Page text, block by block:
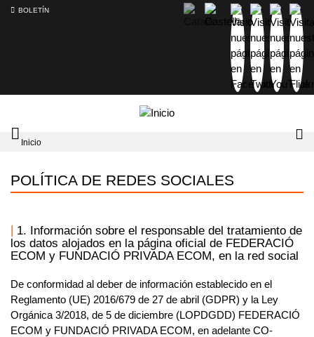
BOLETÍN
Intercambiador
del
principal
Inicio
POLÍTICA DE REDES SOCIALES
1. Información sobre el responsable del tratamiento de
los datos alojados en la página oficial de FEDERACIÓ
ECOM y FUNDACIÓ PRIVADA ECOM, en la red social
De conformidad al deber de información establecido en el
Reglamento (UE) 2016/679 de 27 de abril (GDPR) y la Ley
Orgánica 3/2018, de 5 de diciembre (LOPDGDD) FEDERACIÓ
ECOM y FUNDACIÓ PRIVADA ECOM, en adelante CO-